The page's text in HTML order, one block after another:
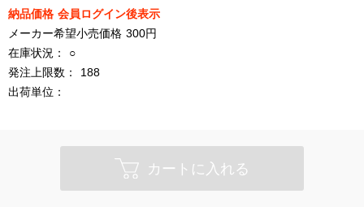
納品価格 会員ログイン後表示
メーカー希望小売価格 300円
在庫状況：
○
発注上限数：
188
出荷単位：
カートに入れる